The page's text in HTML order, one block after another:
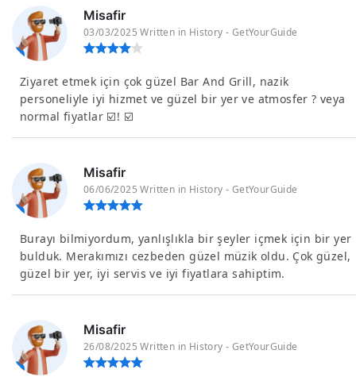
Misafir
03/03/2025 Written in History - GetYourGuide
Ziyaret etmek için çok güzel Bar And Grill, nazik
personeliyle iyi hizmet ve güzel bir yer ve atmosfer ? veya
normal fiyatlar ☑️! ☑️
Misafir
06/06/2025 Written in History - GetYourGuide
Burayı bilmiyordum, yanlışlıkla bir şeyler içmek için bir yer
bulduk. Merakımızı cezbeden güzel müzik oldu. Çok güzel,
güzel bir yer, iyi servis ve iyi fiyatlara sahiptim.
Misafir
26/08/2025 Written in History - GetYourGuide